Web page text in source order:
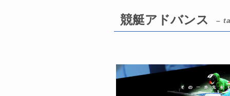
競艇アドバンス –